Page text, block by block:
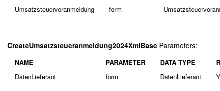
Umsatzsteuervoranmeldung
form
CreateUmsatzsteueranmeldung2024XmlBase Parameters:
NAME PARAMETER DATA TYPE
DatenLieferant
form DatenLieferant